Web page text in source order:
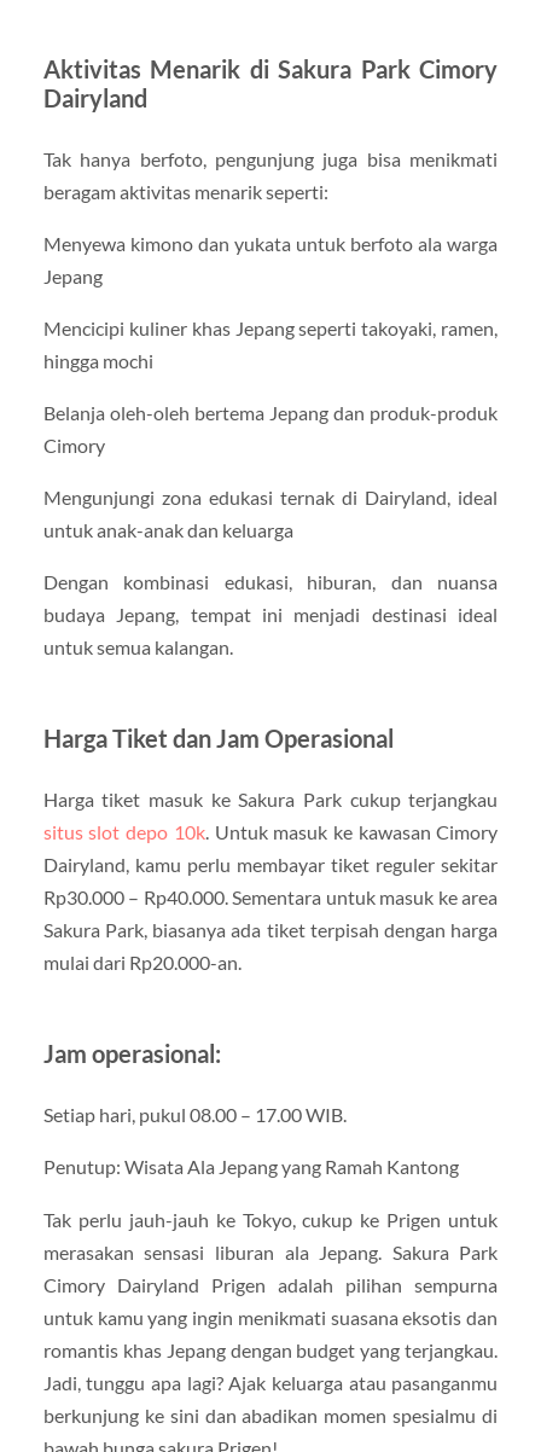
Aktivitas Menarik di Sakura Park Cimory
Dairyland
Tak hanya berfoto, pengunjung juga bisa menikmati
beragam aktivitas menarik seperti:
Menyewa kimono dan yukata untuk berfoto ala warga
Jepang
Mencicipi kuliner khas Jepang seperti takoyaki, ramen,
hingga mochi
Belanja oleh-oleh bertema Jepang dan produk-produk
Cimory
Mengunjungi zona edukasi ternak di Dairyland, ideal
untuk anak-anak dan keluarga
Dengan kombinasi edukasi, hiburan, dan nuansa
budaya Jepang, tempat ini menjadi destinasi ideal
untuk semua kalangan.
Harga Tiket dan Jam Operasional
Harga tiket masuk ke Sakura Park cukup terjangkau
situs slot depo 10k. Untuk masuk ke kawasan Cimory
Dairyland, kamu perlu membayar tiket reguler sekitar
Rp30.000 – Rp40.000. Sementara untuk masuk ke area
Sakura Park, biasanya ada tiket terpisah dengan harga
mulai dari Rp20.000-an.
Jam operasional:
Setiap hari, pukul 08.00 – 17.00 WIB.
Penutup: Wisata Ala Jepang yang Ramah Kantong
Tak perlu jauh-jauh ke Tokyo, cukup ke Prigen untuk
merasakan sensasi liburan ala Jepang. Sakura Park
Cimory Dairyland Prigen adalah pilihan sempurna
untuk kamu yang ingin menikmati suasana eksotis dan
romantis khas Jepang dengan budget yang terjangkau.
Jadi, tunggu apa lagi? Ajak keluarga atau pasanganmu
berkunjung ke sini dan abadikan momen spesialmu di
bawah bunga sakura Prigen!